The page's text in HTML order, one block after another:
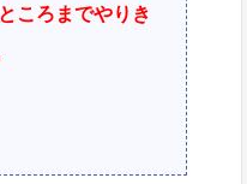
ころまでやりき